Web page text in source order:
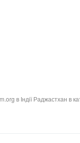
в Індії Раджастхан в